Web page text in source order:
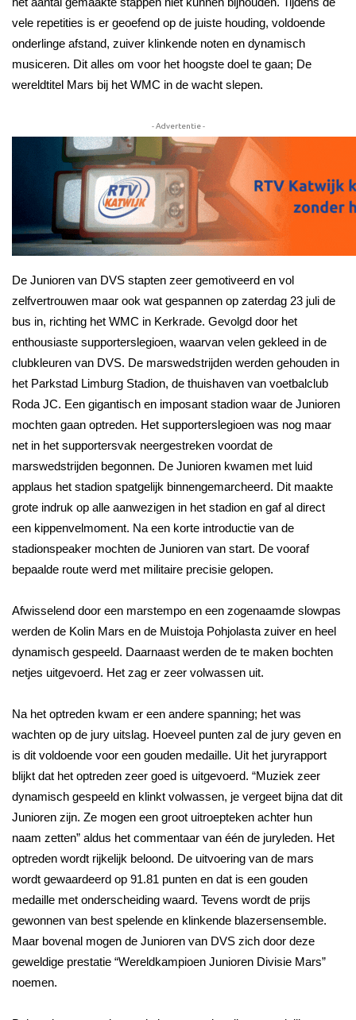
vele repetities is er geoefend op de juiste houding, voldoende
onderlinge afstand, zuiver klinkende noten en dynamisch
musiceren. Dit alles om voor het hoogste doel te gaan; De
wereldtitel Mars bij het WMC in de wacht slepen.
- Advertentie -
De Junioren van DVS stapten zeer gemotiveerd en vol
zelfvertrouwen maar ook wat gespannen op zaterdag 23 juli de
bus in, richting het WMC in Kerkrade. Gevolgd door het
enthousiaste supporterslegioen, waarvan velen gekleed in de
clubkleuren van DVS. De marswedstrijden werden gehouden in
het Parkstad Limburg Stadion, de thuishaven van voetbalclub
Roda JC. Een gigantisch en imposant stadion waar de Junioren
mochten gaan optreden. Het supporterslegioen was nog maar
net in het supportersvak neergestreken voordat de
marswedstrijden begonnen. De Junioren kwamen met luid
applaus het stadion spatgelijk binnengemarcheerd. Dit maakte
grote indruk op alle aanwezigen in het stadion en gaf al direct
een kippenvelmoment. Na een korte introductie van de
stadionspeaker mochten de Junioren van start. De vooraf
bepaalde route werd met militaire precisie gelopen.
Afwisselend door een marstempo en een zogenaamde slowpas
werden de Kolin Mars en de Muistoja Pohjolasta zuiver en heel
dynamisch gespeeld. Daarnaast werden de te maken bochten
netjes uitgevoerd. Het zag er zeer volwassen uit.
Na het optreden kwam er een andere spanning; het was
wachten op de jury uitslag. Hoeveel punten zal de jury geven en
is dit voldoende voor een gouden medaille. Uit het juryrapport
blijkt dat het optreden zeer goed is uitgevoerd. “Muziek zeer
dynamisch gespeeld en klinkt volwassen, je vergeet bijna dat dit
Junioren zijn. Ze mogen een groot uitroepteken achter hun
naam zetten” aldus het commentaar van één de juryleden. Het
optreden wordt rijkelijk beloond. De uitvoering van de mars
wordt gewaardeerd op 91.81 punten en dat is een gouden
medaille met onderscheiding waard. Tevens wordt de prijs
gewonnen van best spelende en klinkende blazersensemble.
Maar bovenal mogen de Junioren van DVS zich door deze
geweldige prestatie “Wereldkampioen Junioren Divisie Mars”
noemen.